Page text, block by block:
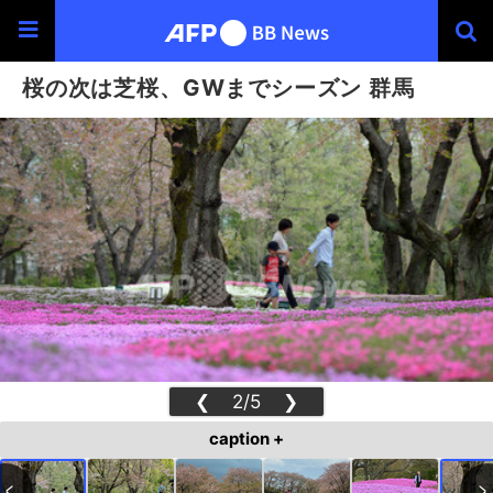
桜の次は芝桜、GWまでシーズン 群馬
❮ 2/5 ❯
caption +